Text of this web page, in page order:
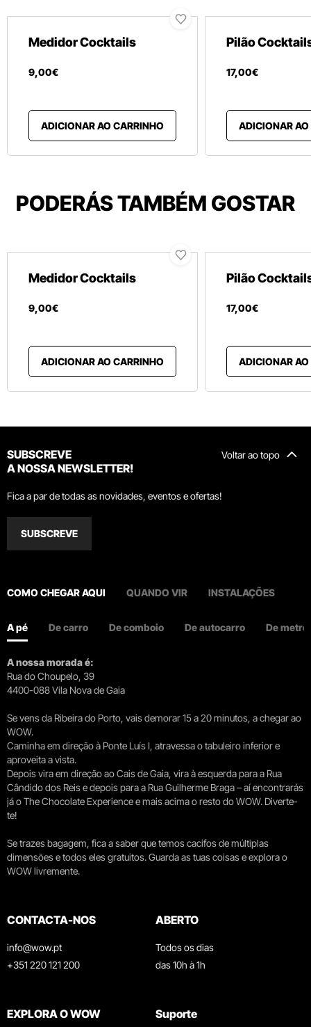
Medidor Cocktails
9,00€
ADICIONAR AO CARRINHO
Pilão
17,00€
ADICIONAR
PODERÁS TAMBÉM GOSTAR
Medidor Cocktails
9,00€
ADICIONAR AO CARRINHO
Pilão
17,00€
ADICIONAR
Voltar ao topo
SUBSCREVE
A NOSSA NEWSLETTER!
Fica a par de todas as novidades, eventos e ofertas!
SUBSCREVE
COMO CHEGAR AQUI QUANDO VIR INSTALAÇÕES
A pé De carro De comboio De autocarro De metro
A nossa morada é:
Rua do Choupelo, 39
4400-088 Vila Nova de Gaia
Se vens da Ribeira do Porto, vais demorar 15 a 20 minutos, a chegar ao
WOW.
Caminha em direção à Ponte Luís I, atravessa o tabuleiro inferior e
aproveita a vista.
Depois vira em direção ao Cais de Gaia, vira à esquerda para a Rua
Cândido dos Reis e depois para a Rua Guilherme Braga – aí encontrarás
já o The Chocolate Experience e mais acima o resto do WOW. Diverte-
te!
Se trazes bagagem, fica a saber que temos cacifos de múltiplas
dimensões e todos eles gratuitos. Guarda as tuas coisas e explora o
WOW livremente.
CONTACTA-NOS
info@wow.pt
+351 220 121 200
ABERTO
Todos os dias
das 10h à 1h
EXPLORA O WOW Suporte